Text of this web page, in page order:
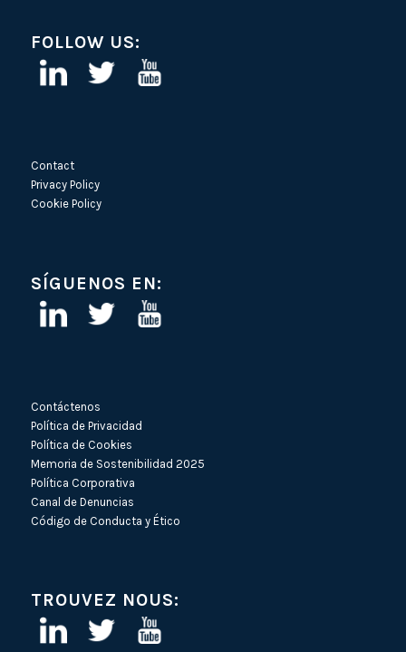
FOLLOW US:
Contact
Privacy Policy
Cookie Policy
SÍGUENOS EN:
Contáctenos
Política de Privacidad
Política de Cookies
Memoria de Sostenibilidad 2025
Política Corporativa
Canal de Denuncias
Código de Conducta y Ético
TROUVEZ NOUS: